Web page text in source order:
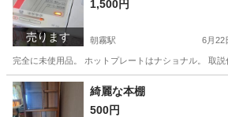
売ります
1,500円
朝霧駅 6月22
完全に未使用品。 ホットプレートはナショナル。 取
兵庫 神戸市 朝霧駅
綺麗な本棚
500円